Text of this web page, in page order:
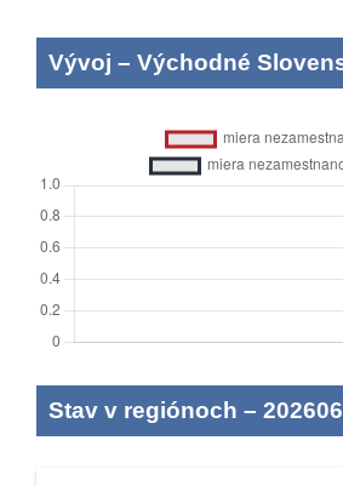
Vývoj – Východné
Stav v regiónoch – 202606